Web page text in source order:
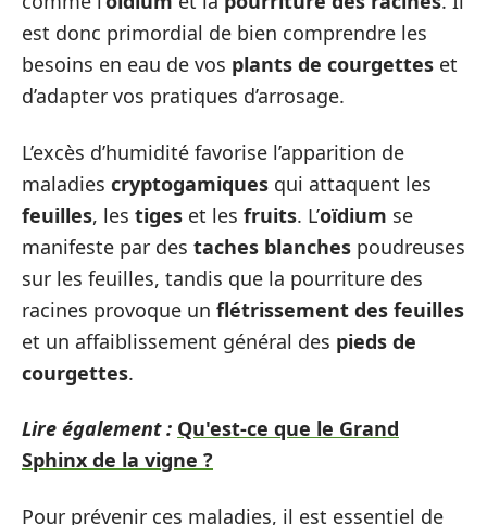
est donc primordial de bien comprendre les
besoins en eau de vos plants de courgettes et
d’adapter vos pratiques d’arrosage.
L’excès d’humidité favorise l’apparition de
maladies cryptogamiques qui attaquent les
feuilles, les tiges et les fruits. L’oïdium se
manifeste par des taches blanches poudreuses
sur les feuilles, tandis que la pourriture des
racines provoque un flétrissement des feuilles
et un affaiblissement général des pieds de
courgettes.
Lire également : Qu'est-ce que le Grand
Sphinx de la vigne ?
Pour prévenir ces maladies, il est essentiel de